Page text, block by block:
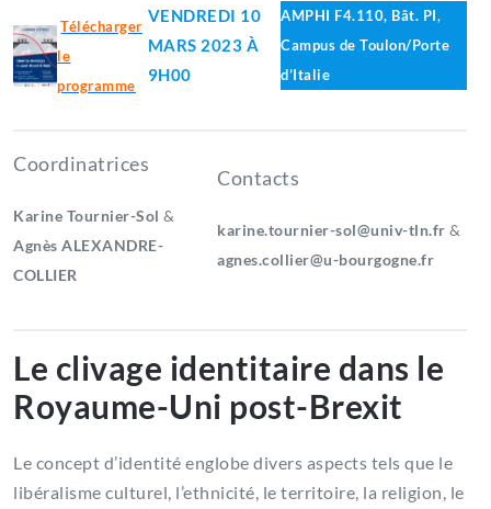
Télécharger
le
programme
VENDREDI 10
MARS 2023 À
9H00
AMPHI F4.110, Bât. PI,
Campus de Toulon/Porte
d’Italie
Coordinatrices
Karine Tournier-Sol &
Agnès ALEXANDRE-
COLLIER
Contacts
karine.tournier-sol@univ-tln.fr &
agnes.collier@u-bourgogne.fr
Le clivage identitaire dans le
Royaume-Uni post-Brexit
Le concept d’identité englobe divers aspects tels que le
libéralisme culturel, l’ethnicité, le territoire, la religion, le